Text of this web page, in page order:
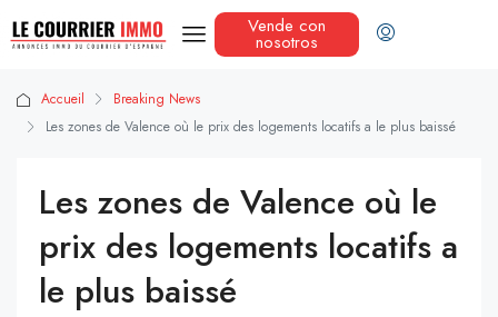
Vende con
nosotros
Accueil
Breaking News
Les zones de Valence où le prix des logements locatifs a le plus baissé
Les zones de Valence où le
prix des logements locatifs a
le plus baissé